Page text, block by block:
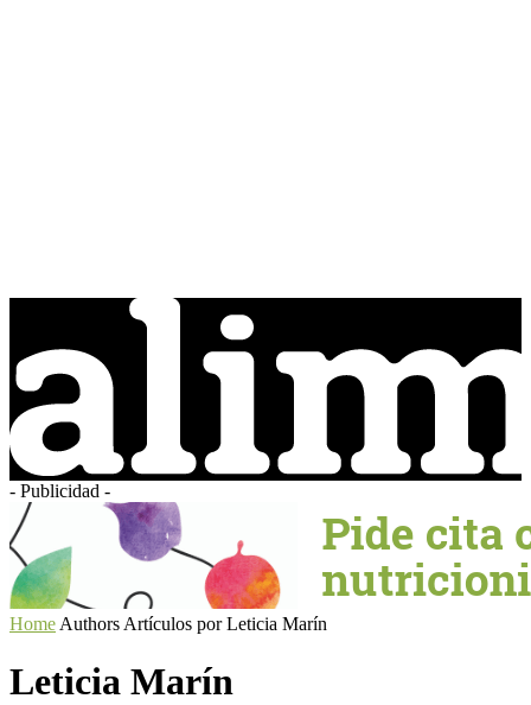
- Publicidad -
Home Authors Artículos por Leticia Marín
Leticia Marín